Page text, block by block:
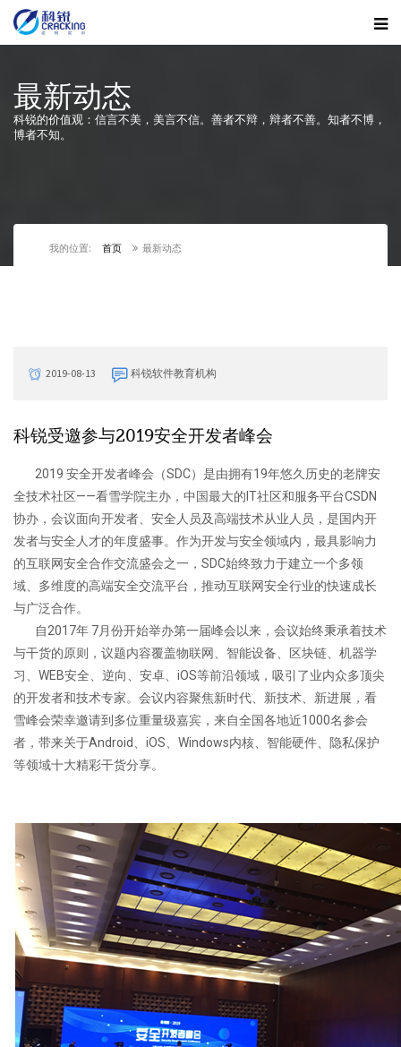
最新动态
科锐的价值观：信言不美，美言不信。善者不辩，辩者不善。知者不博，
博者不知。
我的位置: 首页 最新动态
2019-08-13 科锐软件教育机构
科锐受邀参与2019安全开发者峰会
2019 安全开发者峰会（SDC）是由拥有19年悠久历史的老牌安
全技术社区——看雪学院主办，中国最大的IT社区和服务平台CSDN
协办，会议面向开发者、安全人员及高端技术从业人员，是国内开
发者与安全人才的年度盛事。作为开发与安全领域内，最具影响力
的互联网安全合作交流盛会之一，SDC始终致力于建立一个多领
域、多维度的高端安全交流平台，推动互联网安全行业的快速成长
与广泛合作。
自2017年 7月份开始举办第一届峰会以来，会议始终秉承着技术
与干货的原则，议题内容覆盖物联网、智能设备、区块链、机器学
习、WEB安全、逆向、安卓、iOS等前沿领域，吸引了业内众多顶尖
的开发者和技术专家。会议内容聚焦新时代、新技术、新进展，看
雪峰会荣幸邀请到多位重量级嘉宾，来自全国各地近1000名参会
者，带来关于Android、iOS、Windows内核、智能硬件、隐私保护
等领域十大精彩干货分享。